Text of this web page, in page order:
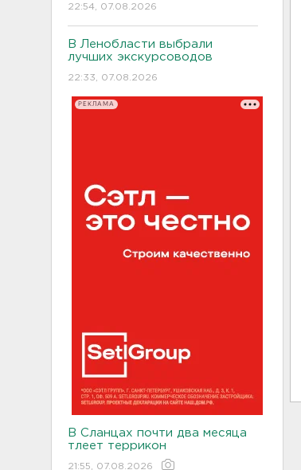
22:54, 07.08.2026
В Ленобласти выбрали
лучших экскурсоводов
22:33, 07.08.2026
РЕКЛАМА
В Сланцах почти два месяца
тлеет террикон
21:55, 07.08.2026